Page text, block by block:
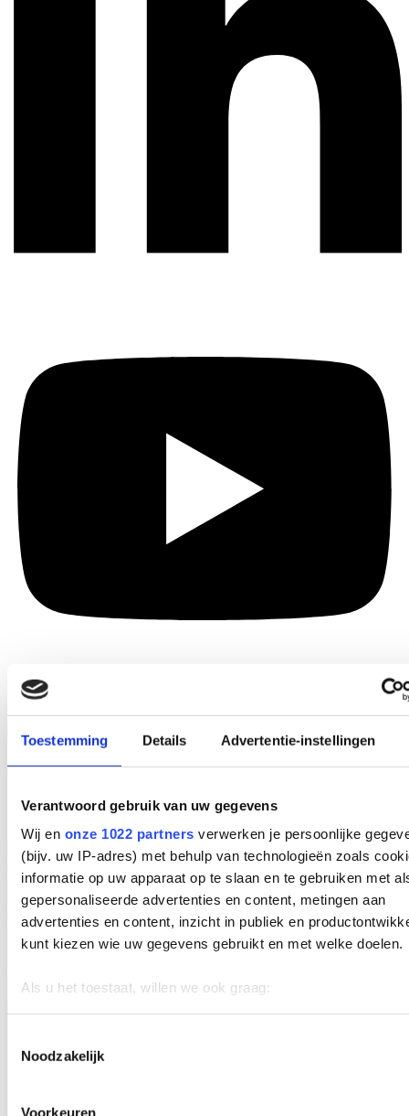
Toestemming Details Advertentie-instellingen
Verantwoord gebruik van uw gegevens
Wij en onze 1022 partners verwerken je persoonlijke
(bijv. uw IP-adres) met behulp van technologieën zoals
informatie op uw apparaat op te slaan en te gebruiken met
gepersonaliseerde advertenties en content, metingen aan
advertenties en content, inzicht in publiek en
kunt kiezen wie uw gegevens gebruikt en met welke doelen.
Als u het toestaat, willen we ook graag:
Informatie verzamelen over uw geografische locatie,
Uw apparaat identificeren door het actief te scannen
Lees meer over hoe uw persoonlijke gegevens worden
Noodzakelijk
Voorkeuren
Abonnez-vous à la newsletter
© 2026 Lopital |
Solutions
Solutions Interactive Product Portfolio Spécialiste dans la prévention
des troubles musculo-squelettiques.
Des produits
Des produits Sièges de douche et sièges de toilettes Brancards de
douche - hydrauliques et électriques Tables à langerAide aux
Conditions de livraison et de paiement